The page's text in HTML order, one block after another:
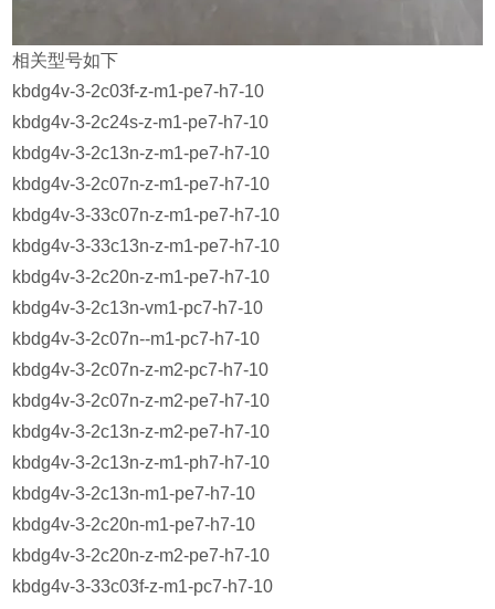
相关型号如下
kbdg4v-3-2c03f-z-m1-pe7-h7-10
kbdg4v-3-2c24s-z-m1-pe7-h7-10
kbdg4v-3-2c13n-z-m1-pe7-h7-10
kbdg4v-3-2c07n-z-m1-pe7-h7-10
kbdg4v-3-33c07n-z-m1-pe7-h7-10
kbdg4v-3-33c13n-z-m1-pe7-h7-10
kbdg4v-3-2c20n-z-m1-pe7-h7-10
kbdg4v-3-2c13n-vm1-pc7-h7-10
kbdg4v-3-2c07n--m1-pc7-h7-10
kbdg4v-3-2c07n-z-m2-pc7-h7-10
kbdg4v-3-2c07n-z-m2-pe7-h7-10
kbdg4v-3-2c13n-z-m2-pe7-h7-10
kbdg4v-3-2c13n-z-m1-ph7-h7-10
kbdg4v-3-2c13n-m1-pe7-h7-10
kbdg4v-3-2c20n-m1-pe7-h7-10
kbdg4v-3-2c20n-z-m2-pe7-h7-10
kbdg4v-3-33c03f-z-m1-pc7-h7-10